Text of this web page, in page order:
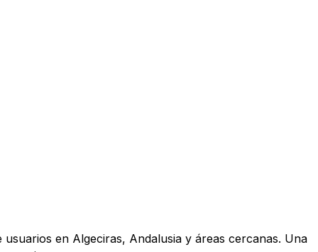
en Algeciras, Andalusia y áreas cercanas. Una